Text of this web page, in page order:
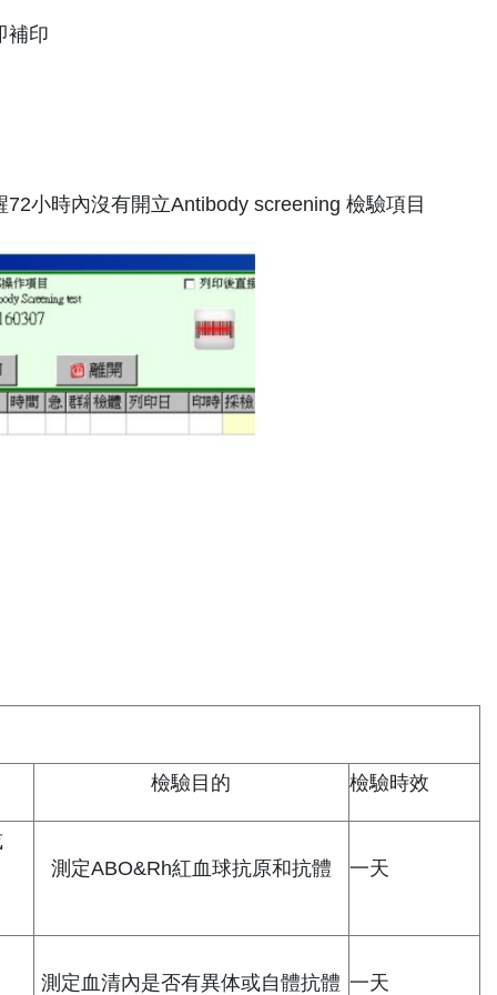
補印
小時內沒有開立Antibody screening 檢驗項目
檢驗目的 檢驗時效
測定ABO&Rh紅血球抗原和抗體 一天
測定血清內是否有異体或自體抗體 一天